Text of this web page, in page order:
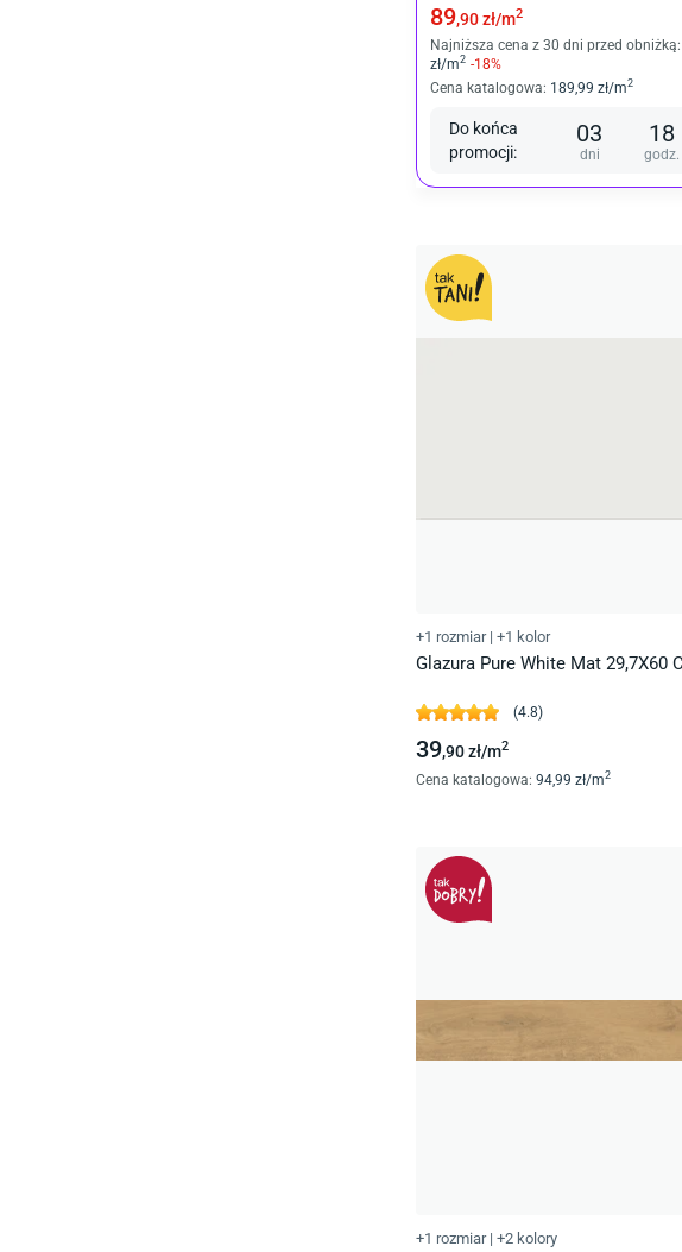
89,90zł/m2
Najniższa cena z 30 dni przed obniżką:
zł/m2 -18%
Cena katalogowa: 189 ,99 zł/m2
Do końca
promocji:
03
dni
18
godz.
+1 rozmiar | +1 kolor
Glazura Pure White Mat 29,7X60
(4.8)
39,90zł/m2
Cena katalogowa: 94,99 zł/m2
+1 rozmiar | +2 kolory